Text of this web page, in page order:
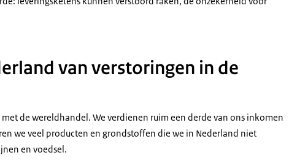
van verstoringen in de
de wereldhandel. We verdienen ruim een derde van ons inkomen
we veel producten en grondstoffen die we in Nederland niet
en voedsel.